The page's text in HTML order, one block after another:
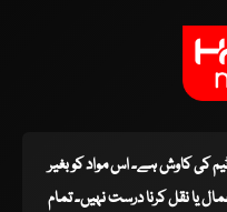
ٹیم کی کاوش ہے۔ اس مواد کو بغیر
یا نقل کرنا درست نہیں۔ تمام